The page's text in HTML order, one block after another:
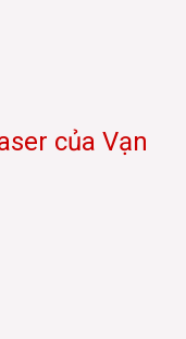
của Vạn